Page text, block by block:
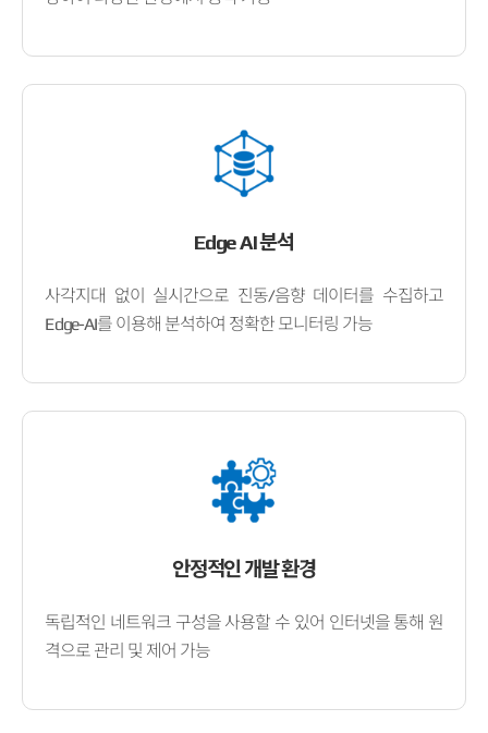
Edge AI 분석
사각지대 없이 실시간으로 진동/음향 데이터를 수집하고
Edge-AI를 이용해 분석하여 정확한 모니터링 가능
안정적인 개발 환경
독립적인 네트워크 구성을 사용할 수 있어 인터넷을 통해 원
격으로 관리 및 제어 가능